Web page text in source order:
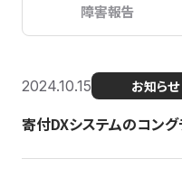
障害報告
2024.10.15 お知らせ
寄付DXシステムのコン